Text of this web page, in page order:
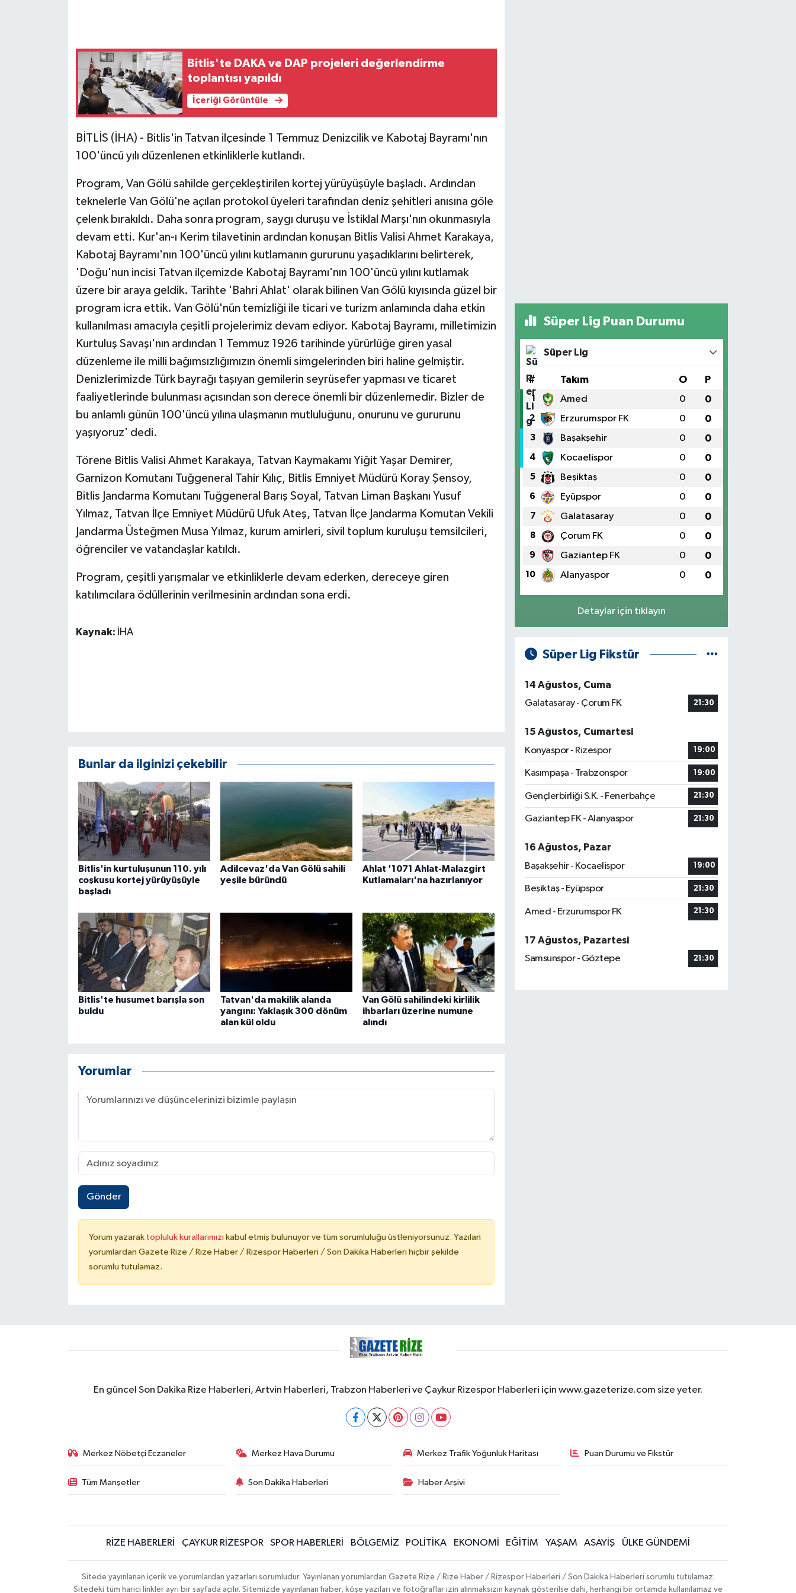
Bitlis'te DAKA ve DAP projeleri değerlendirme
toplantısı yapıldı
İçeriği Görüntüle
BİTLİS (İHA) - Bitlis'in Tatvan ilçesinde 1 Temmuz Denizcilik ve Kabotaj Bayramı'nın
100'üncü yılı düzenlenen etkinliklerle kutlandı.
Program, Van Gölü sahilde gerçekleştirilen kortej yürüyüşüyle başladı. Ardından
teknelerle Van Gölü'ne açılan protokol üyeleri tarafından deniz şehitleri anısına göle
çelenk bırakıldı. Daha sonra program, saygı duruşu ve İstiklal Marşı'nın okunmasıyla
devam etti. Kur'an-ı Kerim tilavetinin ardından konuşan Bitlis Valisi Ahmet Karakaya,
Kabotaj Bayramı'nın 100'üncü yılını kutlamanın gururunu yaşadıklarını belirterek,
'Doğu'nun incisi Tatvan ilçemizde Kabotaj Bayramı'nın 100'üncü yılını kutlamak
üzere bir araya geldik. Tarihte 'Bahri Ahlat' olarak bilinen Van Gölü kıyısında güzel bir
program icra ettik. Van Gölü'nün temizliği ile ticari ve turizm anlamında daha etkin
kullanılması amacıyla çeşitli projelerimiz devam ediyor. Kabotaj Bayramı, milletimizin
Kurtuluş Savaşı'nın ardından 1 Temmuz 1926 tarihinde yürürlüğe giren yasal
düzenleme ile milli bağımsızlığımızın önemli simgelerinden biri haline gelmiştir.
Denizlerimizde Türk bayrağı taşıyan gemilerin seyrüsefer yapması ve ticaret
faaliyetlerinde bulunması açısından son derece önemli bir düzenlemedir. Bizler de
bu anlamlı günün 100'üncü yılına ulaşmanın mutluluğunu, onurunu ve gururunu
yaşıyoruz' dedi.
Törene Bitlis Valisi Ahmet Karakaya, Tatvan Kaymakamı Yiğit Yaşar Demirer,
Garnizon Komutanı Tuğgeneral Tahir Kılıç, Bitlis Emniyet Müdürü Koray Şensoy,
Bitlis Jandarma Komutanı Tuğgeneral Barış Soyal, Tatvan Liman Başkanı Yusuf
Yılmaz, Tatvan İlçe Emniyet Müdürü Ufuk Ateş, Tatvan İlçe Jandarma Komutan Vekili
Jandarma Üsteğmen Musa Yılmaz, kurum amirleri, sivil toplum kuruluşu temsilcileri,
öğrenciler ve vatandaşlar katıldı.
Program, çeşitli yarışmalar ve etkinliklerle devam ederken, dereceye giren
katılımcılara ödüllerinin verilmesinin ardından sona erdi.
Kaynak: İHA
Bunlar da ilginizi çekebilir
Bitlis'in kurtuluşunun 110. yılı
coşkusu kortej yürüyüşüyle
başladı
Adilcevaz'da Van Gölü sahili
yeşile büründü
Ahlat '1071 Ahlat-Malazgirt
Kutlamaları'na hazırlanıyor
Bitlis'te husumet barışla son
buldu
Tatvan'da makilik alanda
yangını: Yaklaşık 300 dönüm
alan kül oldu
Van Gölü sahilindeki kirlilik
ihbarları üzerine numune
alındı
Yorumlar
Gönder
Yorum yazarak topluluk kurallarımızı kabul etmiş bulunuyor ve tüm sorumluluğu üstleniyorsunuz. Yazılan
yorumlardan Gazete Rize / Rize Haber / Rizespor Haberleri / Son Dakika Haberleri hiçbir şekilde
sorumlu tutulamaz.
Süper Lig Puan Durumu
Süper Lig
# Takım O P
1 Amed 0 0
2 Erzurumspor FK 0 0
3 Başakşehir 0 0
4 Kocaelispor 0 0
5 Beşiktaş 0 0
6 Eyüpspor 0 0
7 Galatasaray 0 0
8 Çorum FK 0 0
9 Gaziantep FK 0 0
10 Alanyaspor 0 0
Detaylar için tıklayın
Süper Lig Fikstür
14 Ağustos, Cuma
Galatasaray - Çorum FK
21:30
15 Ağustos, Cumartesi
Konyaspor - Rizespor
19:00
Kasımpaşa - Trabzonspor 19:00
Gençlerbirliği S.K. - Fenerbahçe 21:30
Gaziantep FK - Alanyaspor 21:30
16 Ağustos, Pazar
Başakşehir - Kocaelispor
19:00
Beşiktaş - Eyüpspor 21:30
Amed - Erzurumspor FK 21:30
17 Ağustos, Pazartesi
Samsunspor - Göztepe
21:30
En güncel Son Dakika Rize Haberleri, Artvin Haberleri, Trabzon Haberleri ve Çaykur Rizespor Haberleri için www.gazeterize.com size yeter.
Merkez Nöbetçi Eczaneler Merkez Hava Durumu Merkez Trafik Yoğunluk Haritası Puan Durumu ve Fikstür
Tüm Manşetler Son Dakika Haberleri Haber Arşivi
RİZE HABERLERİ ÇAYKUR RİZESPOR SPOR HABERLERİ BÖLGEMİZ POLİTİKA EKONOMİ EĞİTİM YAŞAM ASAYİŞ ÜLKE GÜNDEMİ
Sitede yayınlanan içerik ve yorumlardan yazarları sorumludur. Yayınlanan yorumlardan Gazete Rize / Rize Haber / Rizespor Haberleri / Son Dakika Haberleri sorumlu tutulamaz.
Sitedeki tüm harici linkler ayrı bir sayfada açılır. Sitemizde yayınlanan haber, köşe yazıları ve fotoğraflar izin alınmaksızın kaynak gösterilse dahi, herhangi bir ortamda kullanılamaz ve
HABERDE İNSAN
İş Dünyası
KÜLTÜR SANAT
Otomobil
POLİTİKA
TEKNOLOJİ
Yerel Haberler